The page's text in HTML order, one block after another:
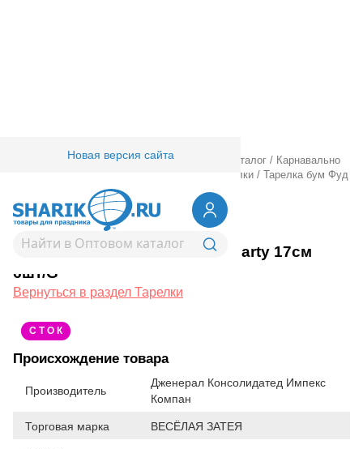
Новая версия сайта
Товары для праздника/ Оптовый каталог / Карнавально
Тарелки / Тарелка бум Фуд
Party 17см 6шт/G
1502-4146Тарелка бум Фуд Party 17см
6шт/G
Вернуться в раздел Тарелки
С Т О К
Происхождение товара
Производитель
Дженерал Консолидатед Импекс
Компан
Торговая марка ВЕСЁЛАЯ ЗАТЕЯ